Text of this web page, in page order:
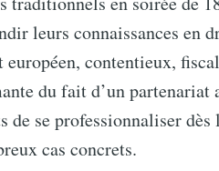
leurs connaissances en
contentieux,
du fait d’un partenariat
de se professionnaliser dès
cas concrets.
le
& greatest posts
inbox